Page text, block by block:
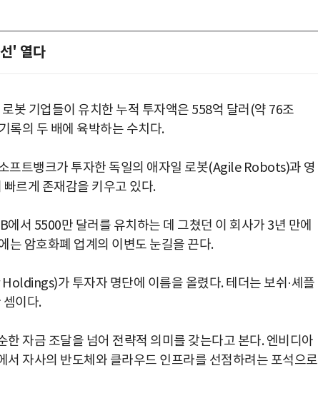
' 열다
봇 기업들이 유치한 누적 투자액은 558억 달러(약 76조
록의 두 배에 육박하는 수치다.
프트뱅크가 투자한 독일의 애자일 로봇(Agile Robots)과 영
르게 존재감을 키우고 있다.
서 5500만 달러를 유치하는 데 그쳤던 이 회사가 3년 만에
는 암호화폐 업계의 이변도 눈길을 끈다.
가 투자자 명단에 이름을 올렸다. 테더는 보쉬·셰플
셈이다.
자금 조달을 넘어 전략적 의미를 갖는다고 본다. 엔비디아
자사의 반도체와 클라우드 인프라를 선점하려는 포석으로